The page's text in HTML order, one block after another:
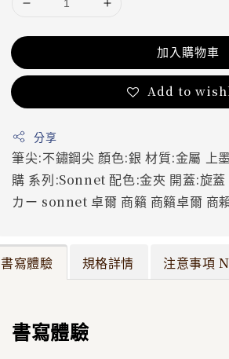
加入購物車
Add to
分享
筆尖:不鏽鋼尖 顏色:銀 材質:金屬 上
購 系列:Sonnet配色:金夾 開蓋:旋蓋
カー sonnet 卓爾 商籟 商籟卓爾 商
書寫體驗 規格詳情 注意事項
書寫體驗